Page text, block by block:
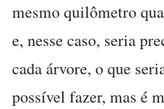
mesmo quilômetro
e, nesse caso, seria
cada árvore, o que
possível fazer, mas é